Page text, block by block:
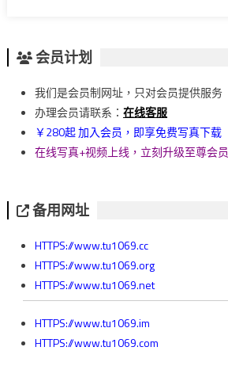
会员计划
我们是会员制网址，只对会员提供服务
办理会员请联系： 在线客服
￥280起 加入会员，即享免费写真下载
在线写真+视频上线，立刻升级至尊会员
备用网址
HTTPS://www.tu1069.cc
HTTPS://www.tu1069.org
HTTPS://www.tu1069.net
HTTPS://www.tu1069.im
HTTPS://www.tu1069.com